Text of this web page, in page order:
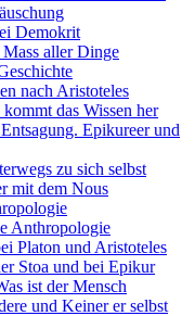
Demokrit
aller Dinge
nach Aristoteles
das Wissen her
Epikureer und
zu sich selbst
mit dem Nous
Anthropologie
Platon und Aristoteles
Stoa und bei Epikur
ist der Mensch
und Keiner er selbst